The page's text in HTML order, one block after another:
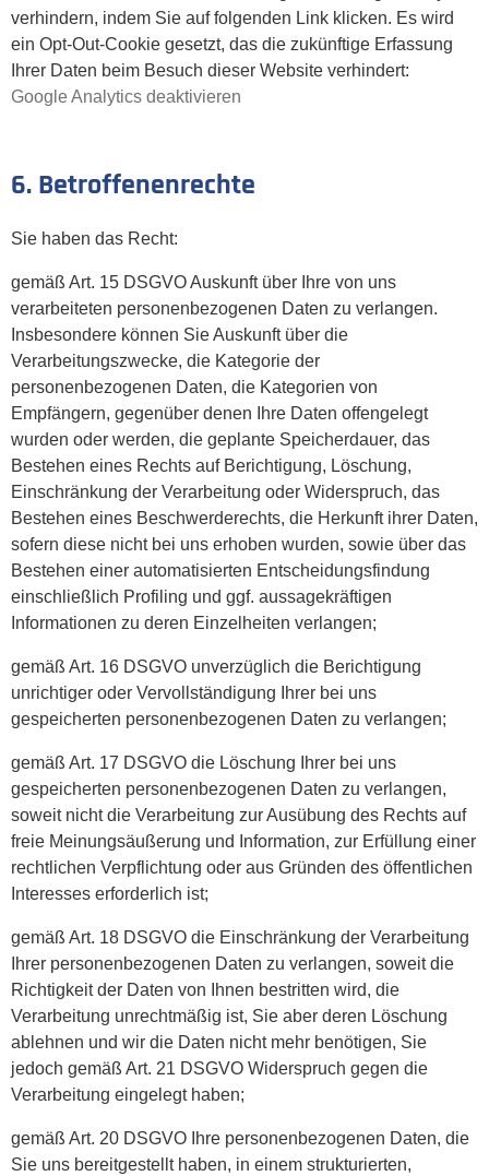
verhindern, indem Sie auf folgenden Link klicken. Es wird
ein Opt-Out-Cookie gesetzt, das die zukünftige Erfassung
Ihrer Daten beim Besuch dieser Website verhindert:
Google Analytics deaktivieren
6. Betroffenenrechte
Sie haben das Recht:
gemäß Art. 15 DSGVO Auskunft über Ihre von uns
verarbeiteten personenbezogenen Daten zu verlangen.
Insbesondere können Sie Auskunft über die
Verarbeitungszwecke, die Kategorie der
personenbezogenen Daten, die Kategorien von
Empfängern, gegenüber denen Ihre Daten offengelegt
wurden oder werden, die geplante Speicherdauer, das
Bestehen eines Rechts auf Berichtigung, Löschung,
Einschränkung der Verarbeitung oder Widerspruch, das
Bestehen eines Beschwerderechts, die Herkunft ihrer Daten,
sofern diese nicht bei uns erhoben wurden, sowie über das
Bestehen einer automatisierten Entscheidungsfindung
einschließlich Profiling und ggf. aussagekräftigen
Informationen zu deren Einzelheiten verlangen;
gemäß Art. 16 DSGVO unverzüglich die Berichtigung
unrichtiger oder Vervollständigung Ihrer bei uns
gespeicherten personenbezogenen Daten zu verlangen;
gemäß Art. 17 DSGVO die Löschung Ihrer bei uns
gespeicherten personenbezogenen Daten zu verlangen,
soweit nicht die Verarbeitung zur Ausübung des Rechts auf
freie Meinungsäußerung und Information, zur Erfüllung einer
rechtlichen Verpflichtung oder aus Gründen des öffentlichen
Interesses erforderlich ist;
gemäß Art. 18 DSGVO die Einschränkung der Verarbeitung
Ihrer personenbezogenen Daten zu verlangen, soweit die
Richtigkeit der Daten von Ihnen bestritten wird, die
Verarbeitung unrechtmäßig ist, Sie aber deren Löschung
ablehnen und wir die Daten nicht mehr benötigen, Sie
jedoch gemäß Art. 21 DSGVO Widerspruch gegen die
Verarbeitung eingelegt haben;
gemäß Art. 20 DSGVO Ihre personenbezogenen Daten, die
Sie uns bereitgestellt haben, in einem strukturierten,